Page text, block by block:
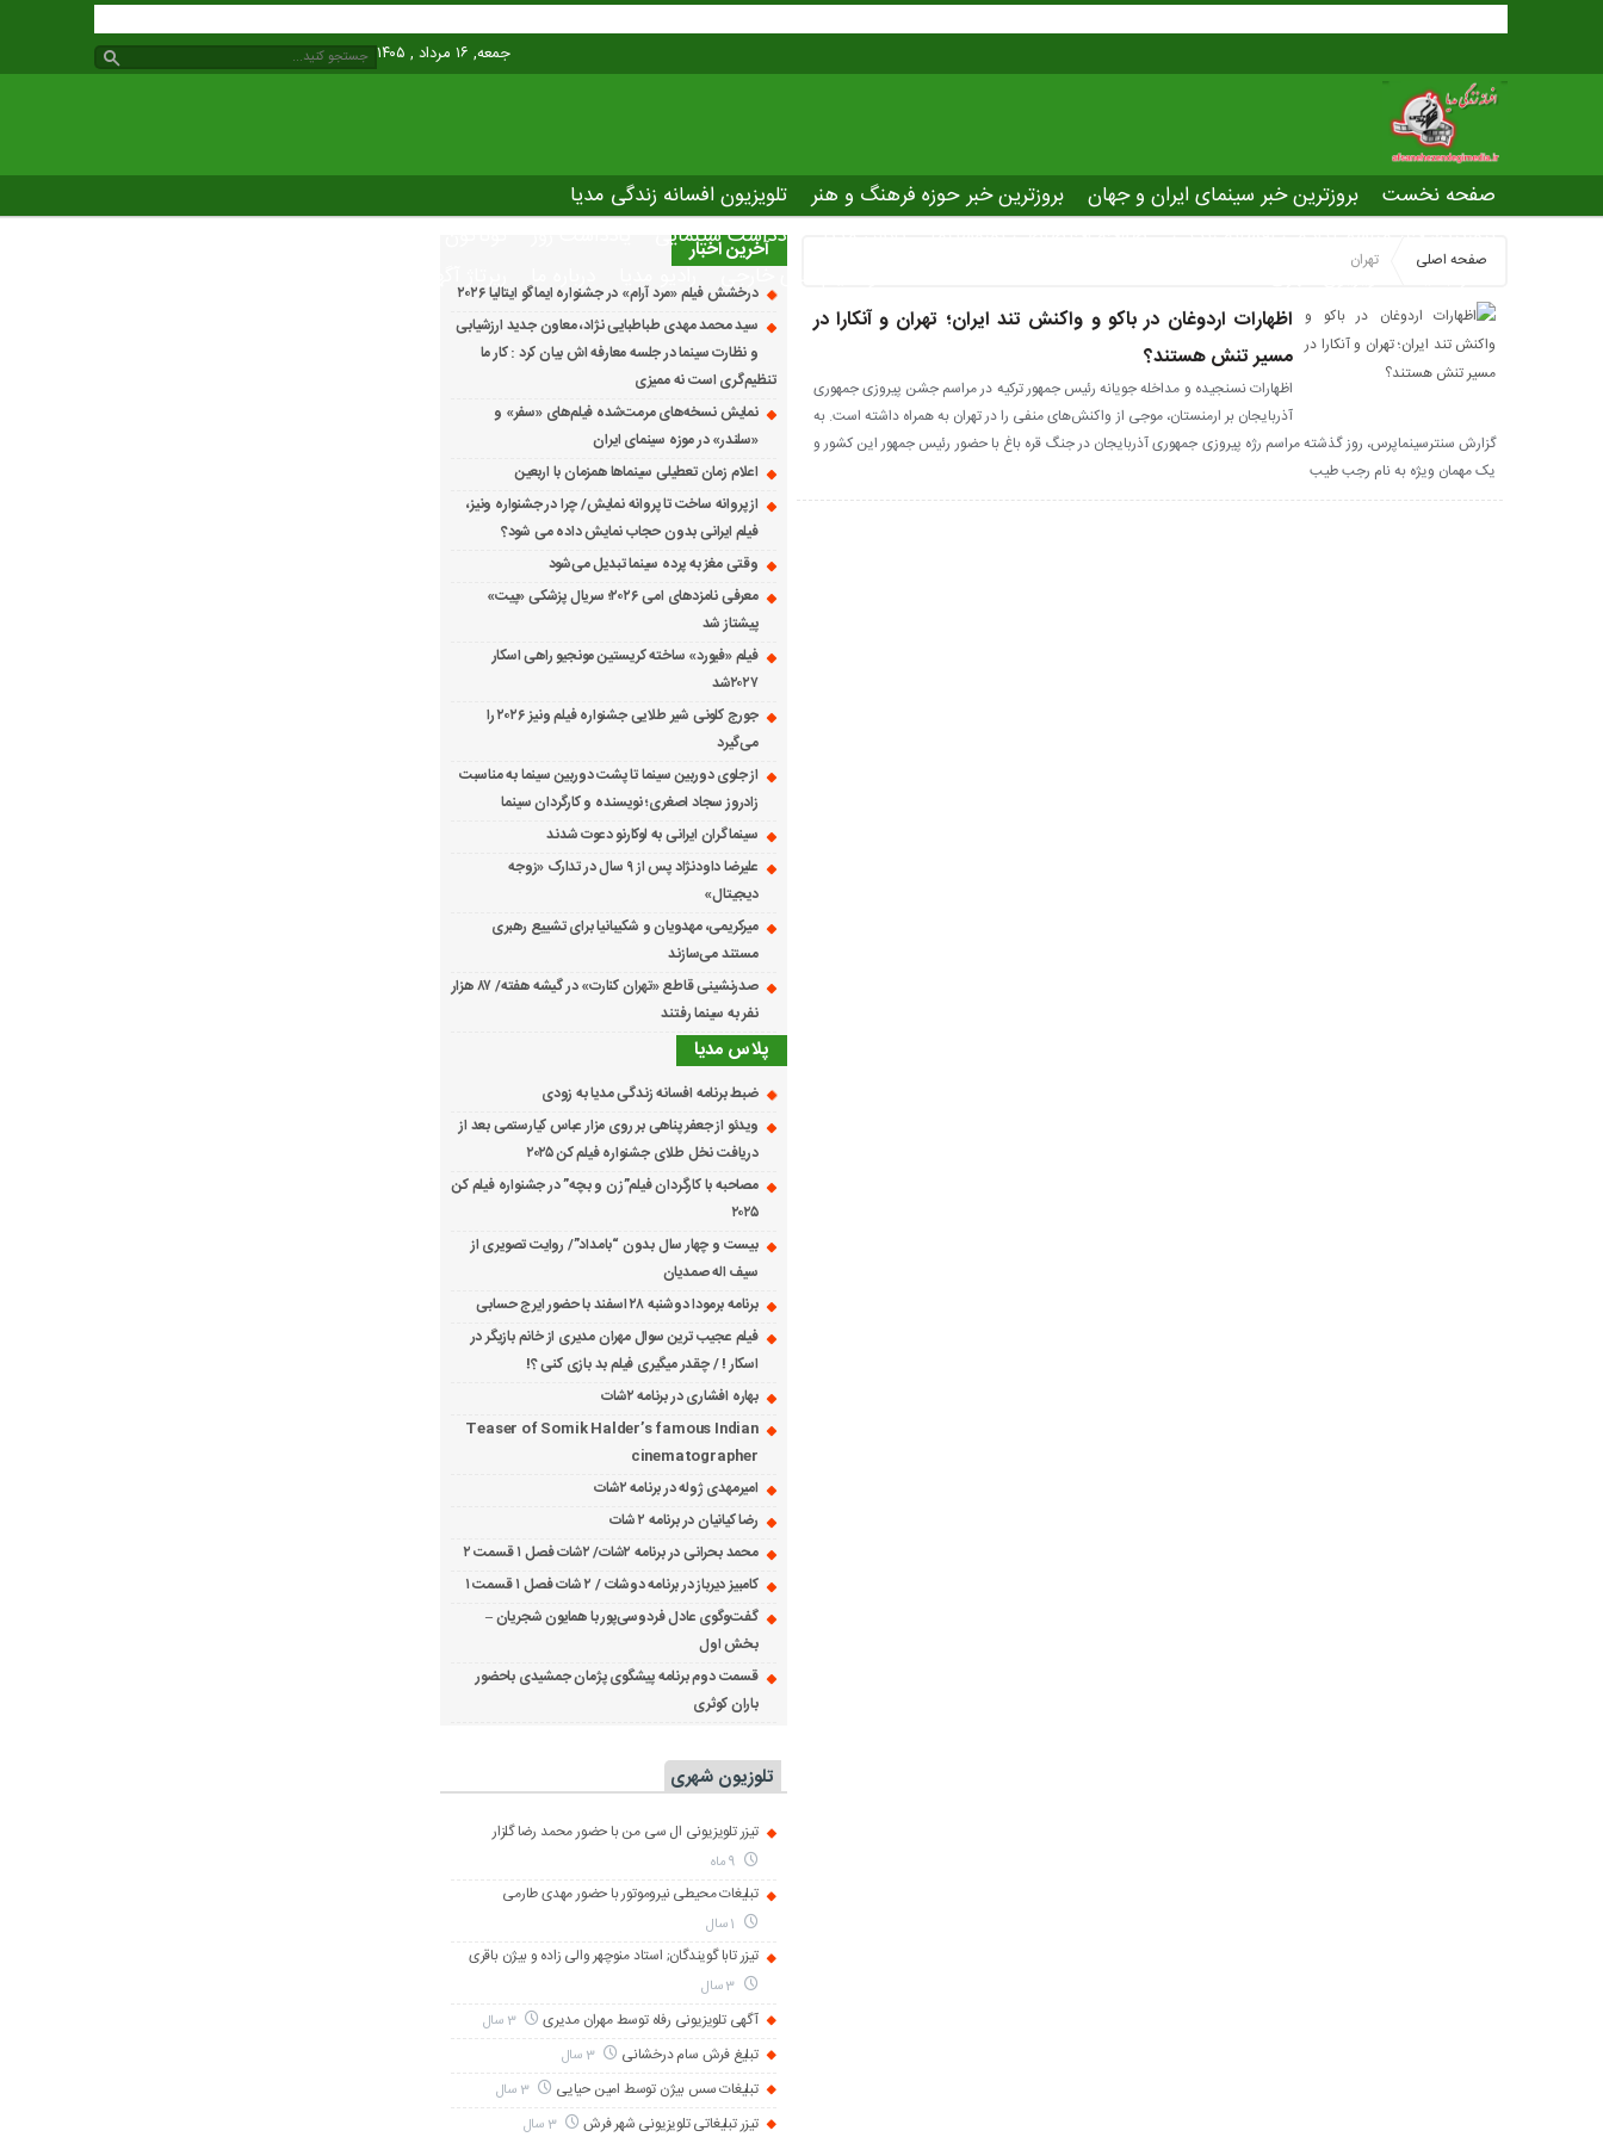
جمعه, ۱۶ مرداد , ۱۴۰۵
صفحه نخست بروزترین خبر سینمای ایران و جهان بروزترین خبر حوزه فرهنگ و هنر
تلویزیون افسانه زندگی مدیا
یادداشت سینمایی
عصر جدید
تلویزیون شهری دانلود فیلم های خارجی رادیو مدیا درباره ما صفحه اصلی تهران
اظهارات اردوغان در باکو و واکنش تند ایران؛ تهران و آنکارا در
مسیر تنش هستند؟
اظهارات نسنجیده و مداخله جویانه رئیس جمهور ترکیه در مراسم جشن پیروزی جمهوری
آذربایجان بر ارمنستان، موجی از واکنش‌های منفی را در تهران به همراه داشته است. به
گزارش سنترسینماپرس، روز گذشته مراسم رژه پیروزی جمهوری آذربایجان در جنگ قره باغ با حضور رئیس جمهور این کشور و
یک مهمان ویژه به نام رجب طیب
آخرین اخبار
درخشش فیلم «مرد آرام» در جشنواره ایماگو ایتالیا ۲۰۲۶
سید محمد مهدی طباطبایی نژاد، معاون جدید ارزشیابی
و نظارت سینما در جلسه معارفه اش بیان کرد : کار ما
تنظیم‌گری است نه ممیزی
نمایش نسخه‌های مرمت‌شده فیلم‌های «سفر» و
«سلندر» در موزه سینمای ایران
اعلام زمان تعطیلی سینماها همزمان با اربعین
از پروانه ساخت تا پروانه نمایش/ چرا در جشنواره ونیز،
فیلم ایرانی بدون حجاب نمایش داده می شود؟
وقتی مغز به پرده سینما تبدیل می‌شود
معرفی نامزدهای امی ۲۰۲۶؛ سریال پزشکی «پیت»
پیشتاز شد
فیلم «فیورد» ساخته کریستین مونجیو راهی اسکار
۲۰۲۷شد
جورج کلونی شیر طلایی جشنواره فیلم ونیز ۲۰۲۶ را
می‌گیرد
از جلوی دوربین سینما تا پشت دوربین سینما به مناسبت
زادروز سجاد اصغری؛ نویسنده و کارگردان سینما
سینماگران ایرانی به لوکارنو دعوت شدند
علیرضا داودنژاد پس از ۹ سال در تدارک «زوجه
دیجیتال»
میرکریمی، مهدویان و شکیبانیا برای تشییع رهبری
مستند می‌سازند
صدرنشینی قاطع «تهران کنارت» در گیشه هفته/ ۸۷ هزار
نفر به سینما رفتند
پلاس مدیا
ضبط برنامه افسانه زندگی مدیا به زودی
ویدئو از جعفر پناهی بر روی مزار عباس کیارستمی بعد از
دریافت نخل طلای جشنواره فیلم کن ۲۰۲۵
مصاحبه با کارگردان فیلم”زن و بچه” در جشنواره فیلم کن
۲۰۲۵
بیست و چهار سال بدون “بامداد”/ روایت تصویری از
سیف اله صمدیان
برنامه برمودا دوشنبه ۲۸ اسفند با حضور ایرج حسابی
فیلم عجیب ترین سوال مهران مدیری از خانم بازیگر در
اسکار ! / چقدر میگیری فیلم بد بازی کنی ؟!
بهاره افشاری در برنامه ۲شات
Teaser of Somik Halder’s famous Indian
cinematographer
امیرمهدی ژوله در برنامه ۲شات
رضا کیانیان در برنامه ۲ شات
محمد بحرانی در برنامه ۲شات/ ۲شات فصل ۱ قسمت ۲
کامبیز دیرباز در برنامه دوشات / ۲ شات فصل ۱ قسمت ۱
گفت‌وگوی عادل فردوسی‌پور با همایون شجریان –
بخش اول
قسمت دوم برنامه پیشگوی پژمان جمشیدی باحضور
باران کوثری
تلوزیون شهری
تیزر تلویزیونی ال سی من با حضور محمد رضا گلزار
تبلیغات محیطی نیروموتور با حضور مهدی طارمی
تیزر تابا گویندگان; استاد منوچهر والی زاده و بیژن باقری
آگهی تلویزیونی رفاه توسط مهران مدیری 3 سال
تبلیغ فرش سام درخشانی 3 سال
تبلیغات سس بیژن توسط امین حیایی 3 سال
تیزر تبلیغاتی تلویزیونی شهر فرش 3 سال